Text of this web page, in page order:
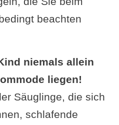
beachten
niemals allein
liegen!
Säuglinge, die sich
schlafende